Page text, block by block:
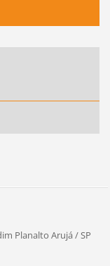
Planalto Arujá / SP